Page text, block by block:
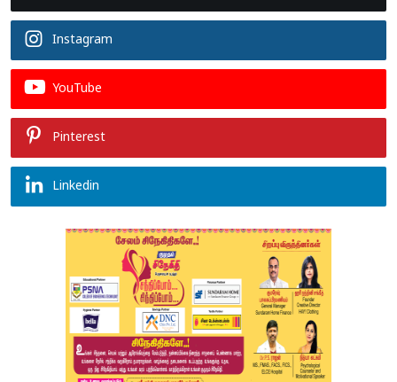
Instagram
YouTube
Pinterest
Linkedin